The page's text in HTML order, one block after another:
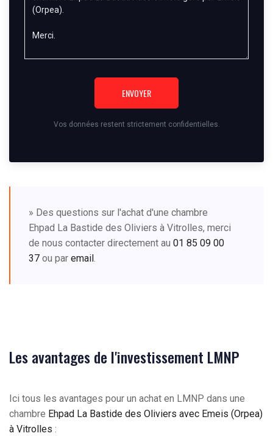
ENVOYER
Vos données restent strictement confidentielles.
» Des questions sur l'achat d'une chambre
Ehpad La Bastide des Oliviers à Vitrolles, merci
de nous contacter directement au 01 85 09 00
37 ou par email .
Les avantages de l'investissement LMNP
Ici tous les avantages pour un achat en LMNP dans une
chambre Ehpad La Bastide des Oliviers avec Emeis (Orpea)
à Vitrolles :